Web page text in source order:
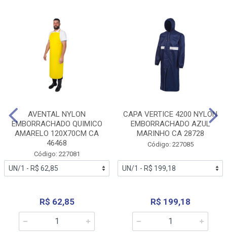
AVENTAL NYLON
EMBORRACHADO QUIMICO
AMARELO 120X70CM CA
46468
Código: 227081
R$ 62,85
CAPA VERTICE 4200 NYLON
EMBORRACHADO AZUL
MARINHO CA 28728
Código: 227085
R$ 199,18